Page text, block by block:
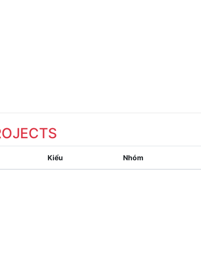
Kiểu Nhóm